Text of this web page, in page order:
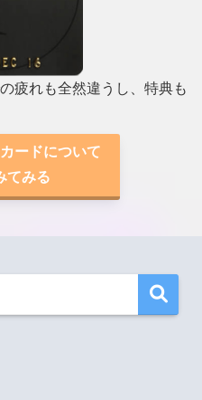
疲れも全然違うし、特典も
ードについて
てみる